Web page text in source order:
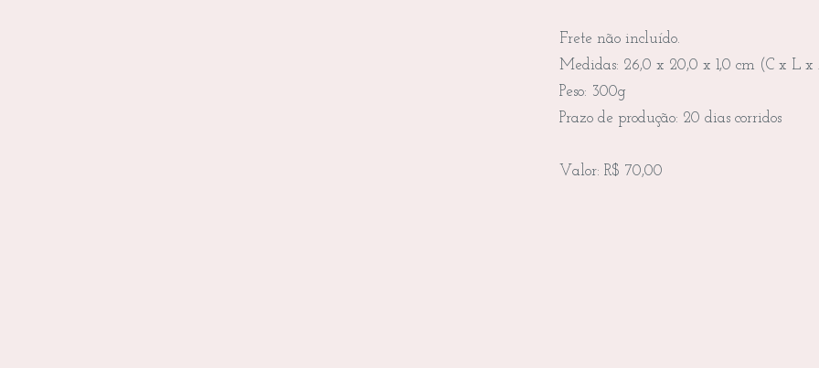
Frete não incluído.
Medidas: 26,0 x 20,0 x 1,0 cm (C x L x
Peso: 300g
Prazo de produção: 20 dias corridos
Valor: R$ 70,00